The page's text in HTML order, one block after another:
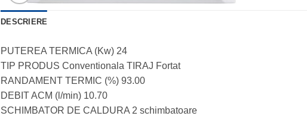
DESCRIERE
PUTEREA TERMICA (Kw) 24
TIP PRODUS Conventionala TIRAJ Fortat
RANDAMENT TERMIC (%) 93.00
DEBIT ACM (l/min) 10.70
SCHIMBATOR DE CALDURA 2 schimbatoare